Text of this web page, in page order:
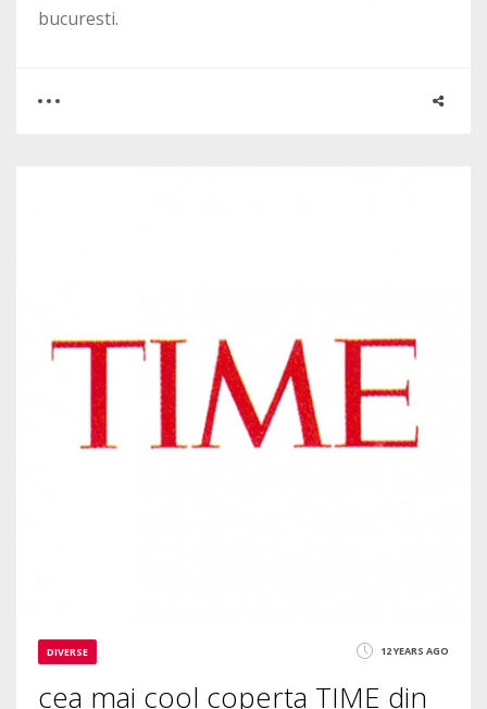
bucuresti.
DIVERSE 12 YEARS AGO
cea mai cool coperta TIME din